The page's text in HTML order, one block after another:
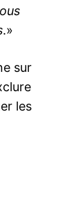
.»
sur
les